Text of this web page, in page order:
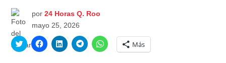
por 24 Horas Q. Roo
mayo 25, 2026
Haz
clic
Haz
clic
Haz
clic
Haz
clic
Haz
clic
para
Más